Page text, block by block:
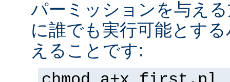
パーミッションを与え
に誰でも実行可能とす
えることです: